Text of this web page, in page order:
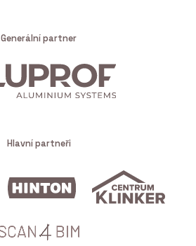
Generální partner
Hlavní partneři